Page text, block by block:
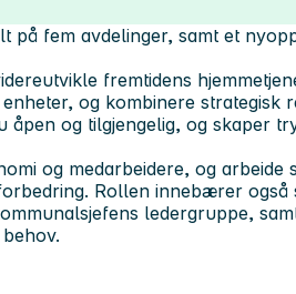
på fem avdelinger, samt et
fremtidens
og kombinere strategisk
og tilgjengelig, og skaper
og medarbeidere, og arbeide
Rollen innebærer også
ledergruppe,